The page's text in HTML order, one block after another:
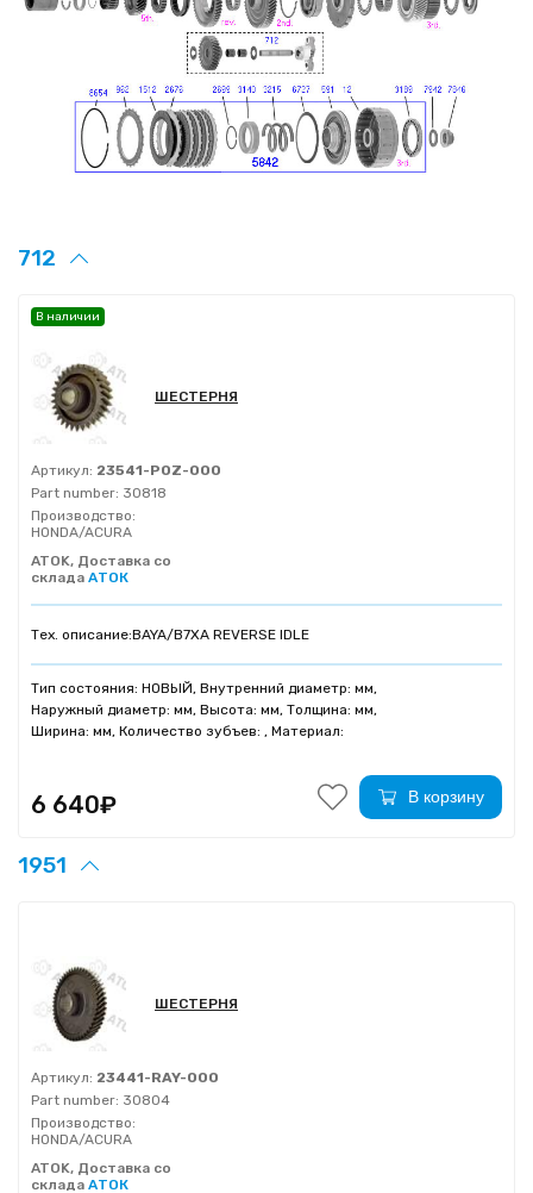
712
ШЕСТЕРНЯ
Артикул: 23541-P0Z-000
Part number: 30818
Производство:
HONDA/ACURA
ATOK, Доставка со
склада АТОК
Тех. описание:BAYA/B7XA REVERSE IDLE
Тип состояния: НОВЫЙ, Внутренний диаметр: мм,
Наружный диаметр: мм, Высота: мм, Толщина: мм,
Ширина: мм, Количество зубъев: , Материал:
В наличии
6 640₽ В корзину
1951
ШЕСТЕРНЯ
Артикул: 23441-RAY-000
Part number: 30804
Производство:
HONDA/ACURA
ATOK, Доставка со
склада АТОК